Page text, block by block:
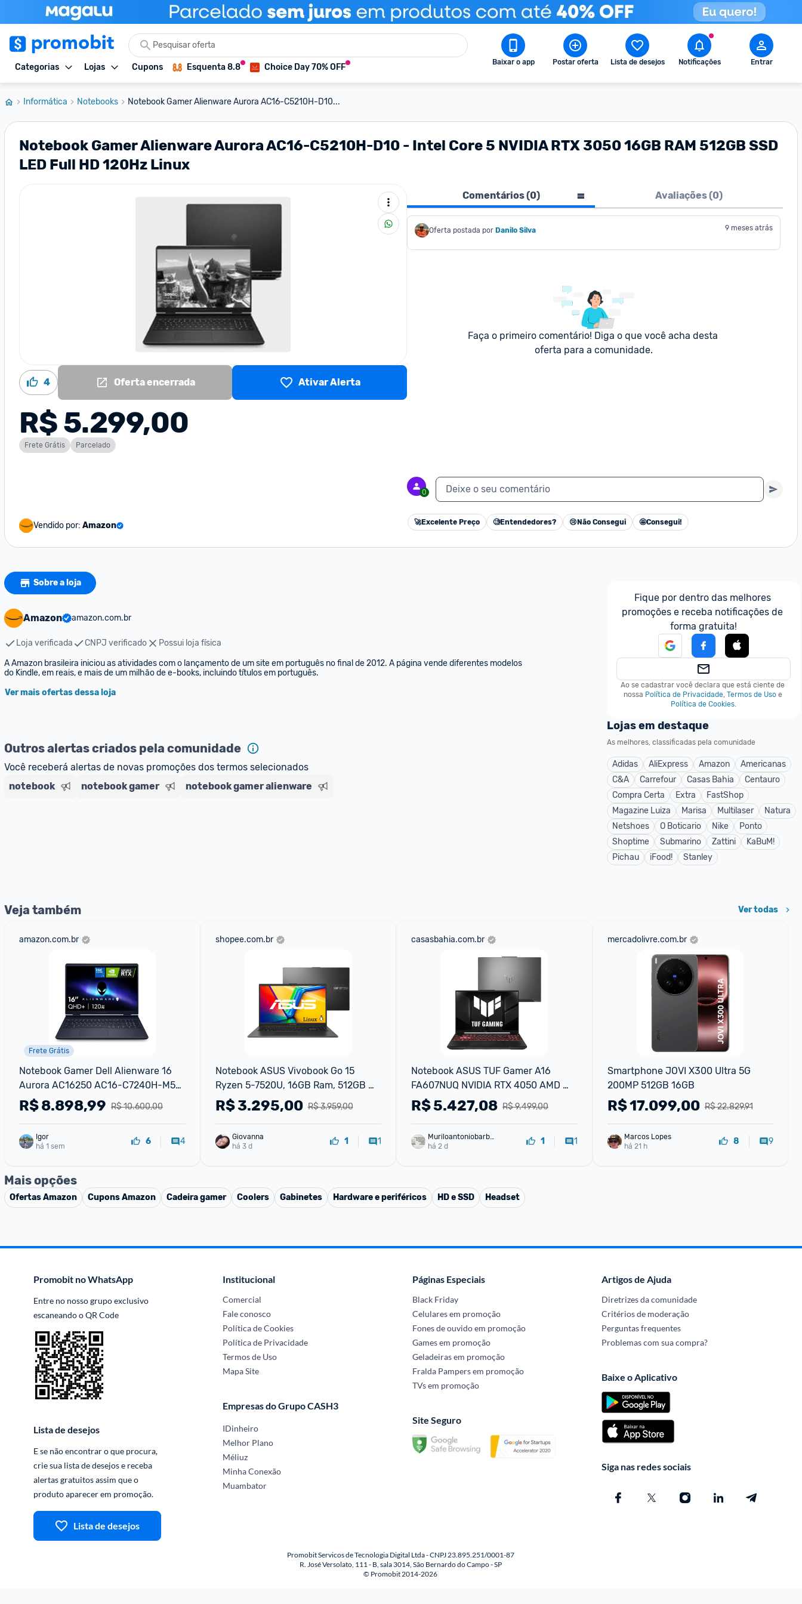
Categorias Lojas Cupons Esquenta 8.8 Choice Day 70% OFF Baixar o app Postar oferta Lista de desejos Notificações Entrar
Informática Notebooks Notebook Gamer Alienware Aurora AC16-C5210H-D10...
Notebook Gamer Alienware Aurora AC16-C5210H-D10 - Intel Core 5 NVIDIA RTX 3050 16GB RAM 512GB SSD
LED Full HD 120Hz Linux
4 Oferta encerrada Ativar Alerta
R$ 5.299,00
Frete Grátis Parcelado
Vendido por: Amazon
Comentários (0) Avaliações (0)
Oferta postada por Danilo Silva 9 meses atrás
Faça o primeiro comentário! Diga o que você acha desta
oferta para a comunidade.
0 Deixe o seu comentário
🚀Excelente Preço 🧐Entendedores? 😢 Não Consegui 🤩Consegui!
Sobre a loja
Amazon amazon.com.br
Loja verificada CNPJ verificado
Possui loja física
A Amazon brasileira iniciou as atividades com o lançamento de um site em português no final de 2012. A página vende diferentes modelos
do Kindle, em reais, e mais de um milhão de e-books, incluindo títulos em português.
Ver mais ofertas dessa loja
Outros alertas criados pela comunidade
Você receberá alertas de novas promoções dos termos selecionados
notebook
notebook gamer notebook gamer alienware
Fique por dentro das melhores
promoções e receba notificações de
forma gratuita!
Ao se cadastrar você declara que está ciente de
nossa Política de Privacidade, Termos de Uso e
Política de Cookies.
Lojas em destaque
As melhores, classificadas pela comunidade
Adidas AliExpress Amazon
Americanas
C&A
Carrefour Casas Bahia
Centauro
Compra Certa
Extra
FastShop
Magazine Luiza
Marisa Multilaser
Natura
Netshoes
O Boticario Nike
Ponto
Shoptime
Submarino Zattini
KaBuM!
Pichau
iFood! Stanley
Veja também Ver todas
amazon.com.br
Frete Grátis
Notebook Gamer Dell Alienware 16
Aurora AC16250 AC16-C7240H-M50
16" WQXGA Intel Core7 16GB 1TBSSD
NVIDIA RTX5050 Win11
R$ 10.600,00
R$8.898,99
Igor
há 1 sem
6 4
shopee.com.br
Notebook ASUS Vivobook Go 15
Ryzen 5-7520U, 16GB Ram, 512GB
SSD, Tela 15,6" FHD, Linux
R$ 3.959,00
R$3.295,00
Giovanna
há 3 d
1 1
casasbahia.com.br
Notebook ASUS TUF Gamer A16
FA607NUQ NVIDIA RTX 4050 AMD
Ryzen 7 8GB RAM 512GB SSD Linux
16" LCD LED IPS FHD 144Hz-RL035
R$ 9.499,00
R$5.427,08
Muriloantoniobarbo
sa
há 2 d 1 1
mercadolivre.com.br
Smartphone JOVI X300 Ultra 5G
200MP 512GB 16GB
R$ 22.829,91
R$17.099,00
Marcos Lopes
há 21 h
8 9
Mais opções
OfertasAmazon CuponsAmazon Cadeira gamer Coolers Gabinetes Hardware e periféricos HD e SSD Headset
Promobit no WhatsApp
Entre no nosso grupo exclusivo
escaneando o QR Code
Lista de desejos
E se não encontrar o que procura,
crie sua lista de desejos e receba
alertas gratuitos assim que o
produto aparecer em promoção.
Lista de desejos
Institucional
Comercial
Fale conosco
Política de Cookies
Política de Privacidade
Termos de Uso
Mapa Site
Empresas do Grupo CASH3
IDinheiro
Melhor Plano
Méliuz
Minha Conexão
Muambator
Páginas Especiais
Black Friday
Celulares em promoção
Fones de ouvido em promoção
Games em promoção
Geladeiras em promoção
Fralda Pampers em promoção
TVs em promoção
Site Seguro
Artigos de Ajuda
Diretrizes da comunidade
Critérios de moderação
Perguntas frequentes
Problemas com sua compra?
Baixe o Aplicativo
Siga nas redes sociais
Promobit Servicos de Tecnologia Digital Ltda - CNPJ 23.895.251/0001-87
R. José Versolato, 111 - B, sala 3014, São Bernardo do Campo - SP
© Promobit 2014-2026